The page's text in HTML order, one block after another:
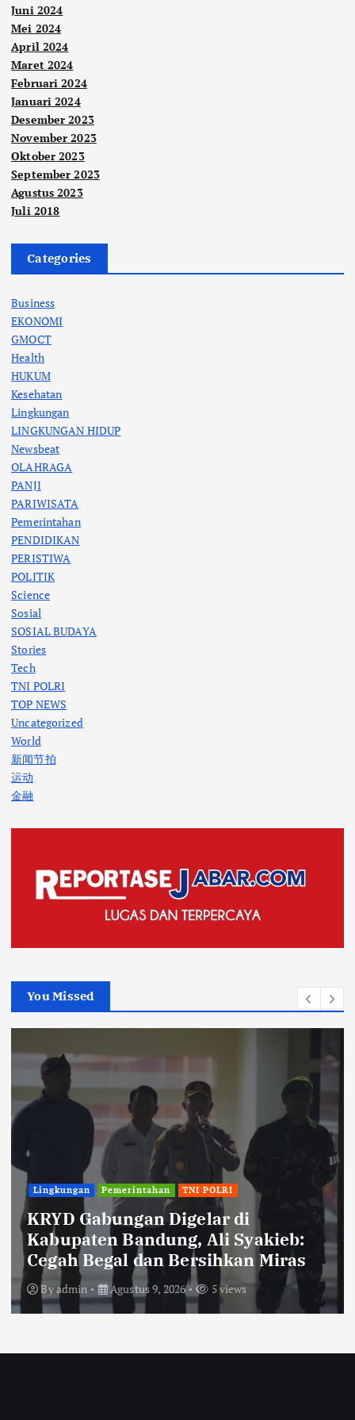
Juni 2024
Mei 2024
April 2024
Maret 2024
Februari 2024
Januari 2024
Desember 2023
November 2023
Oktober 2023
September 2023
Agustus 2023
Juli 2018
Categories
Business
EKONOMI
GMOCT
Health
HUKUM
Kesehatan
Lingkungan
LINGKUNGAN HIDUP
Newsbeat
OLAHRAGA
PANJI
PARIWISATA
Pemerintahan
PENDIDIKAN
PERISTIWA
POLITIK
Science
Sosial
SOSIAL BUDAYA
Stories
Tech
TNI POLRI
TOP NEWS
Uncategorized
World
新闻节拍
运动
金融
You Missed
TNI POLRI
Polisi Ungkap Kasus Pengeroyokan
Viral di Tarogong Kaler, Berawal
dari Knalpot Brong
Byadmin Agustus 8, 2026 2 views